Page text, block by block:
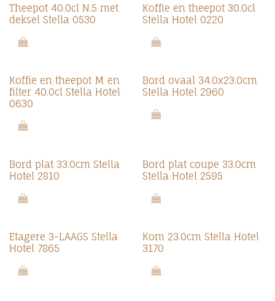
Theepot 40.0cl N.5 met
deksel Stella 0530
Koffie en theepot 30.0cl
Stella Hotel 0220
Koffie en theepot M en
filter 40.0cl Stella Hotel
0630
Bord ovaal 34.0x23.0cm
Stella Hotel 2960
Bord plat 33.0cm Stella
Hotel 2810
Bord plat coupe 33.0cm
Stella Hotel 2595
Etagere 3-LAAGS Stella
Hotel 7865
Kom 23.0cm Stella Hotel
3170